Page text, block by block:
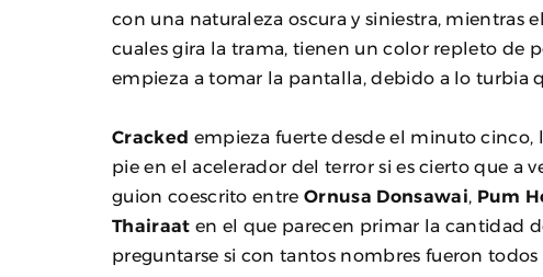
con una naturaleza oscura y siniestra, mientras
cuales gira la trama, tienen un color repleto de
empieza a tomar la pantalla, debido a lo turbia
Cracked empieza fuerte desde el minuto cinco,
pie en el acelerador del terror si es cierto que a
guion coescrito entreOrnusa Donsawai Pum
Thairaat en el que parecen primar la cantidad
preguntarse si con tantos nombres fueron todos